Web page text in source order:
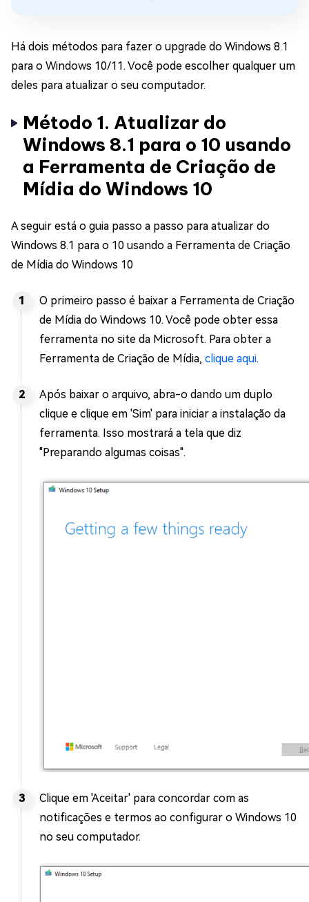
Há dois métodos para fazer o upgrade do Windows 8.1
para o Windows 10/11. Você pode escolher qualquer um
deles para atualizar o seu computador.
Método 1. Atualizar do
Windows 8.1 para o 10 usando
a Ferramenta de Criação de
Mídia do Windows 10
A seguir está o guia passo a passo para atualizar do
Windows 8.1 para o 10 usando a Ferramenta de Criação
de Mídia do Windows 10
O primeiro passo é baixar a Ferramenta de Criação
de Mídia do Windows 10. Você pode obter essa
ferramenta no site da Microsoft. Para obter a
Ferramenta de Criação de Mídia, clique aqui.
Após baixar o arquivo, abra-o dando um duplo
clique e clique em 'Sim' para iniciar a instalação da
ferramenta. Isso mostrará a tela que diz
"Preparando algumas coisas".
Clique em 'Aceitar' para concordar com as
notificações e termos ao configurar o Windows 10
no seu computador.